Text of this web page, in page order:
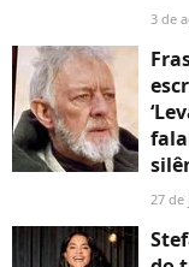
3 de
27 de